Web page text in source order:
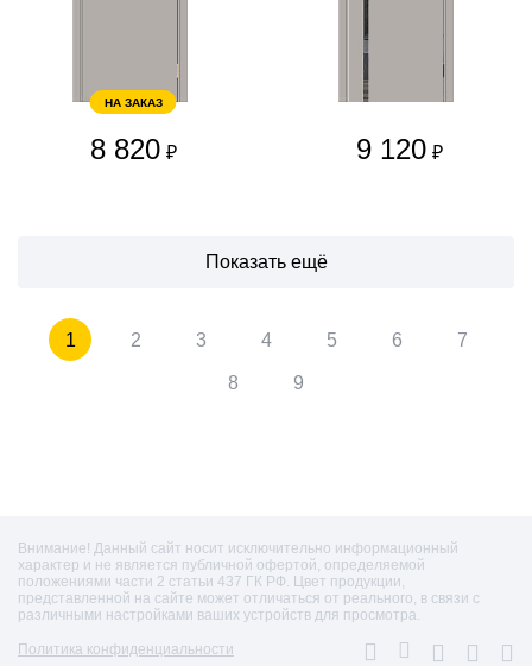
НА ЗАКАЗ
8 820 ₽ 9 120 ₽
Показать ещё
1 2 3 4 5 6 7
8 9
Внимание! Данный сайт носит исключительно информационный
характер и не является публичной офертой, определяемой
положениями части 2 статьи 437 ГК РФ. Цвет продукции,
представленной на сайте может отличаться от реального, в связи с
различными настройками ваших устройств для просмотра.
Политика конфиденциальности